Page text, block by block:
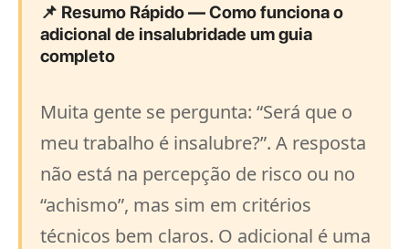
📌 Resumo Rápido — Como funciona o
adicional de insalubridade um guia
completo
Muita gente se pergunta: “Será que o
meu trabalho é insalubre?”. A resposta
não está na percepção de risco ou no
“achismo”, mas sim em critérios
técnicos bem claros. O adicional é uma